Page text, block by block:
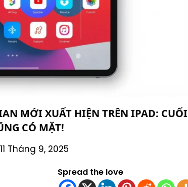
MỚI XUẤT HIỆN TRÊN IPAD: CUỐI
CÓ MẶT!
Tháng 9, 2025
Spread the love